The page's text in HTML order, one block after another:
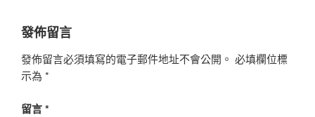
發佈留言
發佈留言必須填寫的電子郵件地址不會公開。 必填欄位標
示為 *
留言*